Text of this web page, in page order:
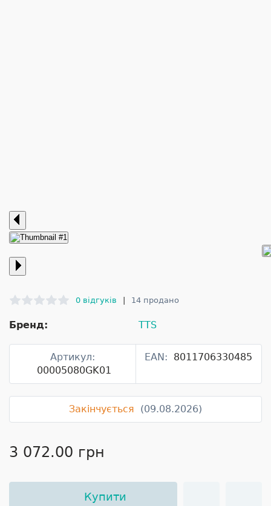
0 відгуків 14 продано
Бренд: TTS
Артикул:
00005080GK01
EAN: 8011706330485
Закінчується (09.08.2026)
3 072.00 грн
Купити